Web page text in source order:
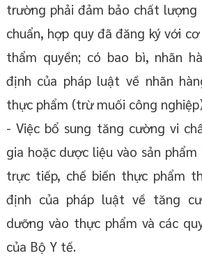
trường phải đảm bảo chất
chuẩn, hợp quy đã đăng ký với
thẩm quyền; có bao bì, nhãn
định của pháp luật về nhãn
thực phẩm (trừ muối công
- Việc bổ sung tăng cường vi
gia hoặc dược liệu vào sản
trực tiếp, chế biến thực phẩm
định của pháp luật về tăng
dưỡng vào thực phẩm và các
của Bộ Y tế.